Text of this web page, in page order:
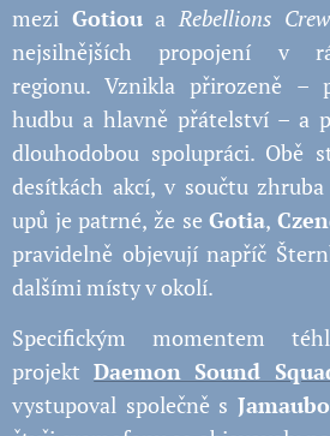
mezi Gotioua Rebellions Crew
nejsilnějších propojení v
regionu. Vznikla přirozeně –
hudbu a hlavně přátelství – a
dlouhodobou spolupráci. Obě
desítkách akcí, v součtu
upů je patrné, že seGotia,
pravidelně objevují napříč
dalšími místy v okolí.
Specifickým momentem
projekt Daemon Sound
vystupoval společně s